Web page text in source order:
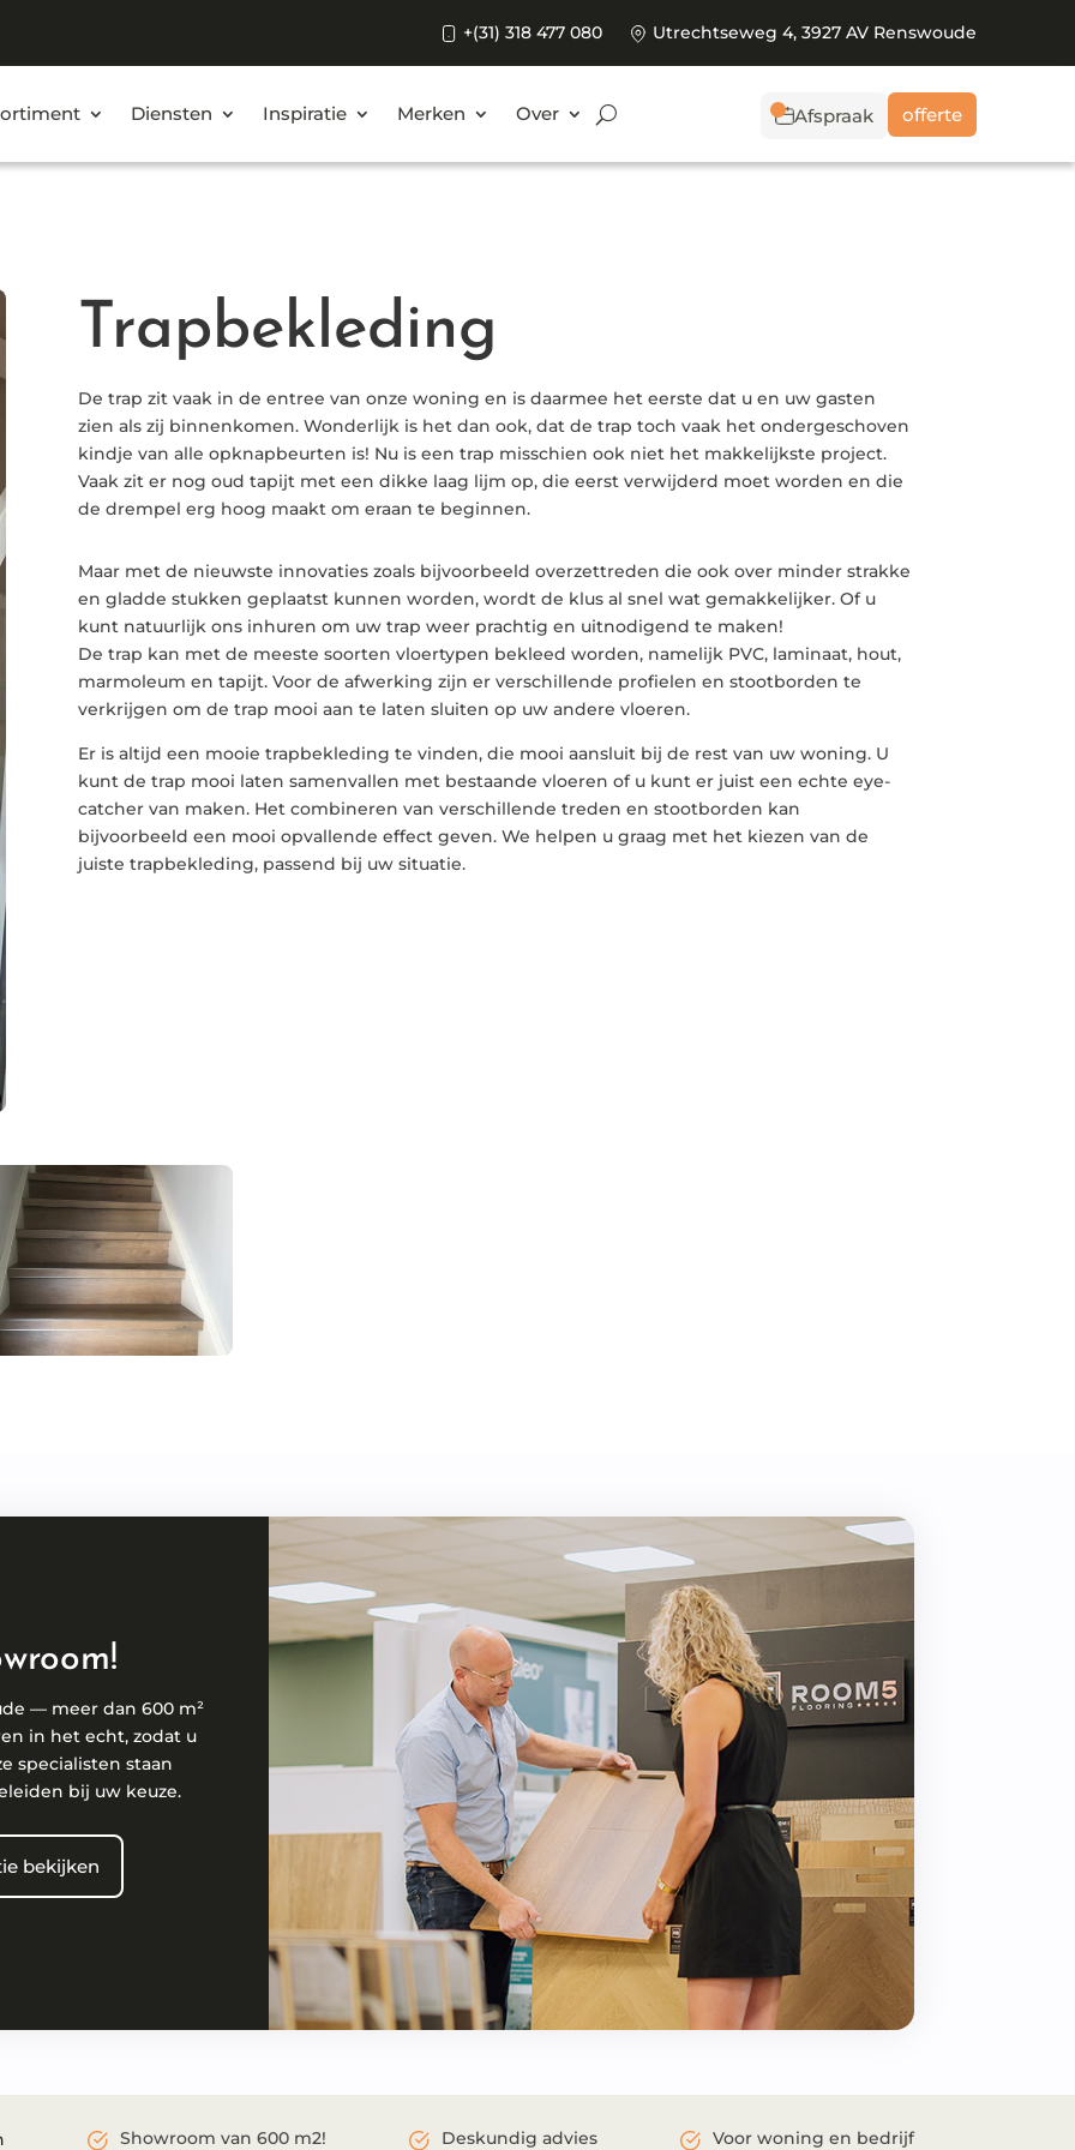
+(31) 318 477 080 Utrechtseweg 4, 3927 AV Renswoude
Diensten Inspiratie Merken Over Afspraak offerte
Trapbekleding
De trap zit vaak in de entree van onze woning en is daarmee het eerste dat u en uw gasten
zien als zij binnenkomen. Wonderlijk is het dan ook, dat de trap toch vaak het ondergeschoven
kindje van alle opknapbeurten is! Nu is een trap misschien ook niet het makkelijkste project.
Vaak zit er nog oud tapijt met een dikke laag lijm op, die eerst verwijderd moet worden en die
de drempel erg hoog maakt om eraan te beginnen.
Maar met de nieuwste innovaties zoals bijvoorbeeld overzettreden die ook over minder strakke
en gladde stukken geplaatst kunnen worden, wordt de klus al snel wat gemakkelijker. Of u
kunt natuurlijk ons inhuren om uw trap weer prachtig en uitnodigend te maken!
De trap kan met de meeste soorten vloertypen bekleed worden, namelijk PVC, laminaat, hout,
marmoleum en tapijt. Voor de afwerking zijn er verschillende profielen en stootborden te
verkrijgen om de trap mooi aan te laten sluiten op uw andere vloeren.
Er is altijd een mooie trapbekleding te vinden, die mooi aansluit bij de rest van uw woning. U
kunt de trap mooi laten samenvallen met bestaande vloeren of u kunt er juist een echte eye-
catcher van maken. Het combineren van verschillende treden en stootborden kan
bijvoorbeeld een mooi opvallende effect geven. We helpen u graag met het kiezen van de
juiste trapbekleding, passend bij uw situatie.
— meer dan 600 m²
in het echt, zodat u
specialisten staan
bij uw keuze.
bekijken
Showroom van 600 m2! Deskundig advies Voor woning en bedrijf